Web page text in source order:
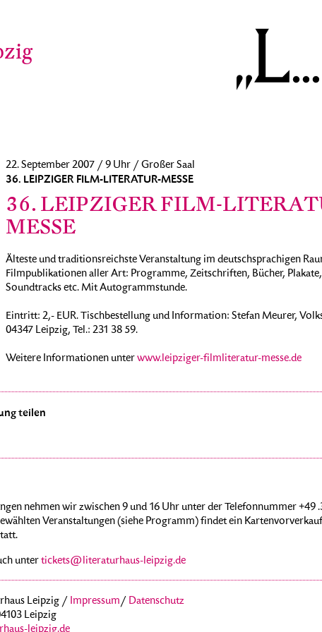
22. September 2007 / 9 Uhr / Großer Saal
36. LEIPZIGER FILM-LITERATUR-MESSE
36. LEIPZIGER FILM-
MESSE
Älteste und traditionsreichste Veranstaltung im deutschsprachigen
Filmpublikationen aller Art: Programme, Zeitschriften, Bücher,
Soundtracks etc. Mit Autogrammstunde.
Eintritt: 2,- EUR. Tischbestellung und Information: Stefan Meurer,
04347 Leipzig, Tel.: 231 38 59.
Weitere Informationen unterwww.leipziger-filmliteratur-messe.de
teilen
nehmen wir zwischen 9 und 16 Uhr unter der Telefonnummer +49
Veranstaltungen (siehe Programm) findet ein
untertickets@literaturhaus-leipzig.de
Leipzig / Impressum/ Datenschutz
Leipzig